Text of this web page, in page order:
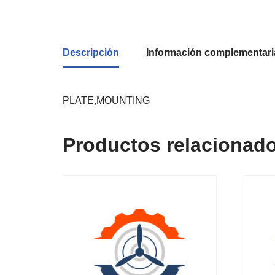
Descripción Información
PLATE,MOUNTING
Productos